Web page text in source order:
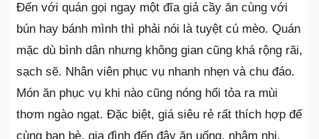
Đến với quán gọi ngay một đĩa giả cầy ăn cùng với
bún hay bánh mình thì phải nói là tuyệt cú mèo. Quán
mặc dù bình dân nhưng không gian cũng khá rộng rãi,
sạch sẽ. Nhân viên phục vụ nhanh nhẹn và chu đáo.
Món ăn phục vụ khi nào cũng nóng hổi tỏa ra mùi
thơm ngào ngạt. Đặc biệt, giá siêu rẻ rất thích hợp để
cùng bạn bè, gia đình đến đây ăn uống, nhâm nhi.